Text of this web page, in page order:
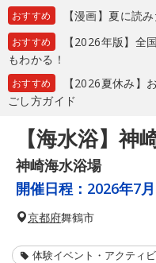
おすすめ 【漫画】夏に読
おすすめ
【2026年版】全
もわかる！
おすすめ
【2026夏休み】
ごし方ガイド
【海水浴】神
神崎海水浴場
開催日程： 2026年7
京都府舞鶴市
体験イベント・アクティ